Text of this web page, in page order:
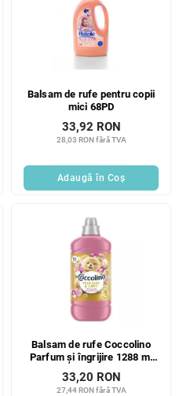
Balsam de rufe pentru copii
mici 68PD
28,03 RON fără TVA
33,92 RON
Adaugă în Coş
Balsam de rufe Coccolino
Parfum și îngrijire 1288 ml
Caprifoi și lemn de santal
27,44 RON fără TVA
33,20 RON